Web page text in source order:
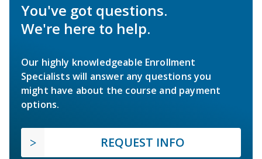
You've got questions.
We're here to help.
Our highly knowledgeable Enrollment
Specialists will answer any questions you
might have about the course and payment
options.
REQUEST INFO